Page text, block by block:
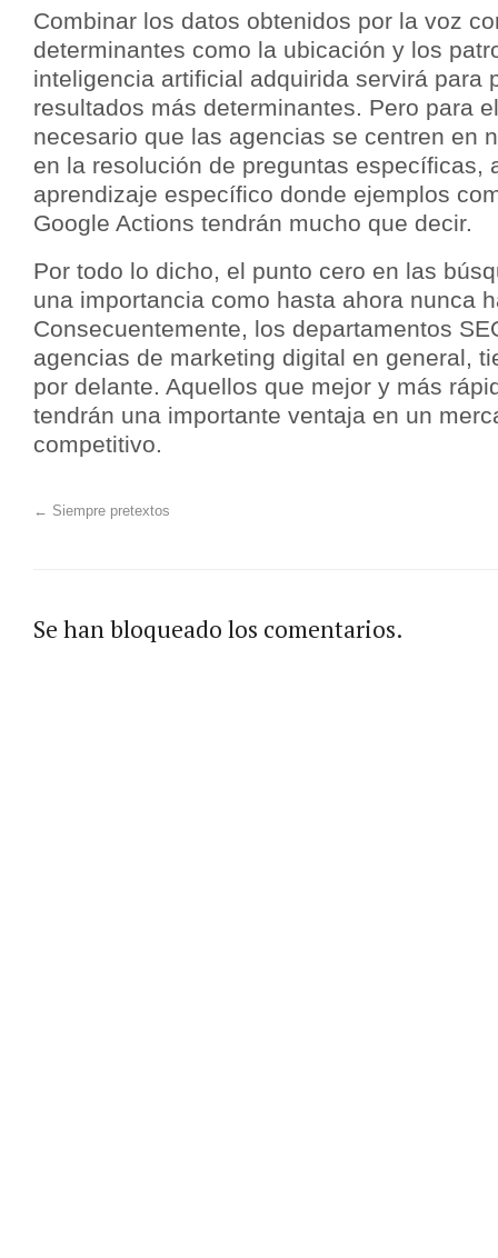
Combinar los datos obtenidos por la voz
determinantes como la ubicación y los
inteligencia artificial adquirida servirá para
resultados más determinantes. Pero para
necesario que las agencias se centren en
en la resolución de preguntas específicas,
aprendizaje específico donde ejemplos
Google Actions tendrán mucho que decir.
Por todo lo dicho, el punto cero en las
una importancia como hasta ahora nunca
Consecuentemente, los departamentos
agencias de marketing digital en general,
por delante. Aquellos que mejor y más
tendrán una importante ventaja en un
competitivo.
← Siempre pretextos
Se han bloqueado los comentarios.